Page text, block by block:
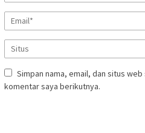
Simpan nama, email, dan situs
komentar saya berikutnya.